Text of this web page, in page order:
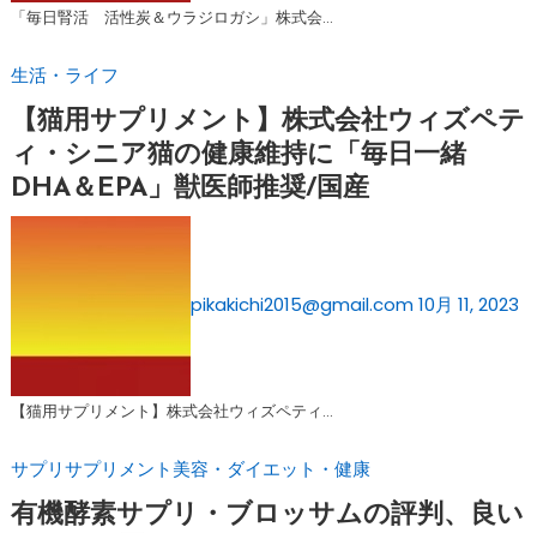
「毎日腎活 活性炭＆ウラジロガシ」株式会…
生活・ライフ
【猫用サプリメント】株式会社ウィズペテ
ィ・シニア猫の健康維持に「毎日一緒
DHA＆EPA」獣医師推奨/国産
pikakichi2015@gmail.com10月 11, 2023
【猫用サプリメント】株式会社ウィズペティ…
サプリサプリメント美容・ダイエット・健康
有機酵素サプリ・ブロッサムの評判、良い